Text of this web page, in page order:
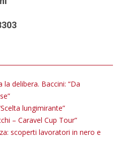
delibera. Baccini: “Da
lungimirante”
– Caravel Cup Tour”
scoperti lavoratori in nero e